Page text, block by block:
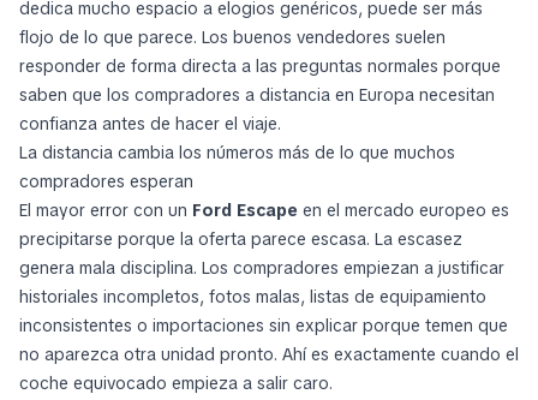
dedica mucho espacio a elogios genéricos, puede ser más
flojo de lo que parece. Los buenos vendedores suelen
responder de forma directa a las preguntas normales porque
saben que los compradores a distancia en Europa necesitan
confianza antes de hacer el viaje.
La distancia cambia los números más de lo que muchos
compradores esperan
El mayor error con un Ford Escape en el mercado europeo es
precipitarse porque la oferta parece escasa. La escasez
genera mala disciplina. Los compradores empiezan a justificar
historiales incompletos, fotos malas, listas de equipamiento
inconsistentes o importaciones sin explicar porque temen que
no aparezca otra unidad pronto. Ahí es exactamente cuando el
coche equivocado empieza a salir caro.